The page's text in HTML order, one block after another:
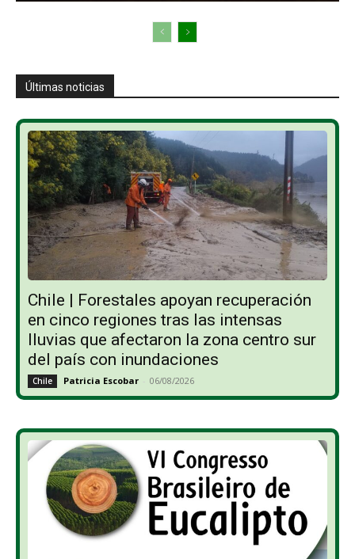
Últimas noticias
Chile | Forestales apoyan recuperación
en cinco regiones tras las intensas
lluvias que afectaron la zona centro sur
del país con inundaciones
Chile Patricia Escobar - 06/08/2026